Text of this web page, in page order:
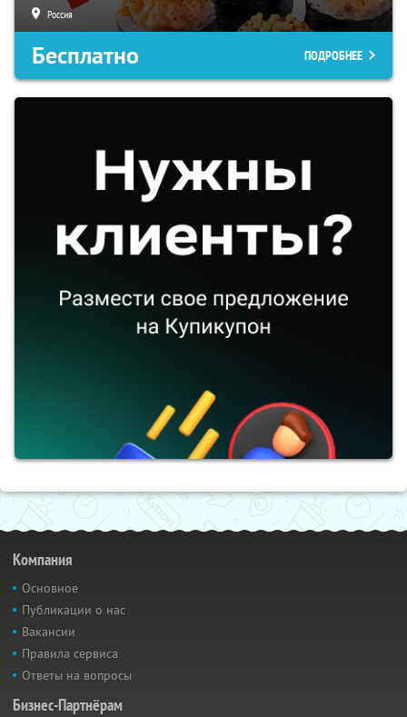
Россия
Бесплатно ПОДРОБНЕЕ
Компания
Основное
Публикации о нас
Вакансии
Правила сервиса
Ответы на вопросы
Бизнес-Партнёрам